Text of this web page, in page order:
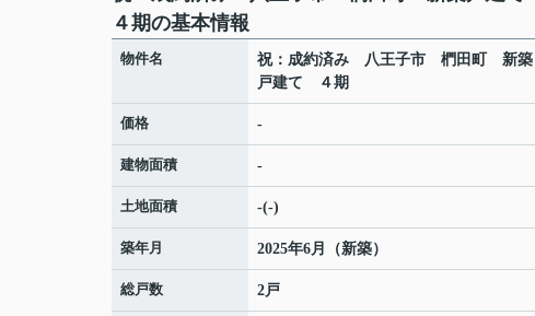
４期の基本情報
物件名
祝：成約済み 八王子市 椚田町 新築
戸建て ４期
価格 -
建物面積 -
土地面積 -(-)
築年月 2025年6月（新築）
総戸数 2戸